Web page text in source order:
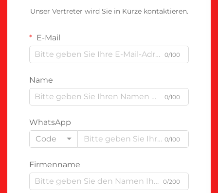
Unser Vertreter wird Sie in Kürze kontaktieren.
E-Mail
0/100
Name
0/100
WhatsApp
Code
0/100
Firmenname
0/200